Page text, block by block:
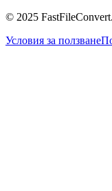
© 2025
Условия за ползване